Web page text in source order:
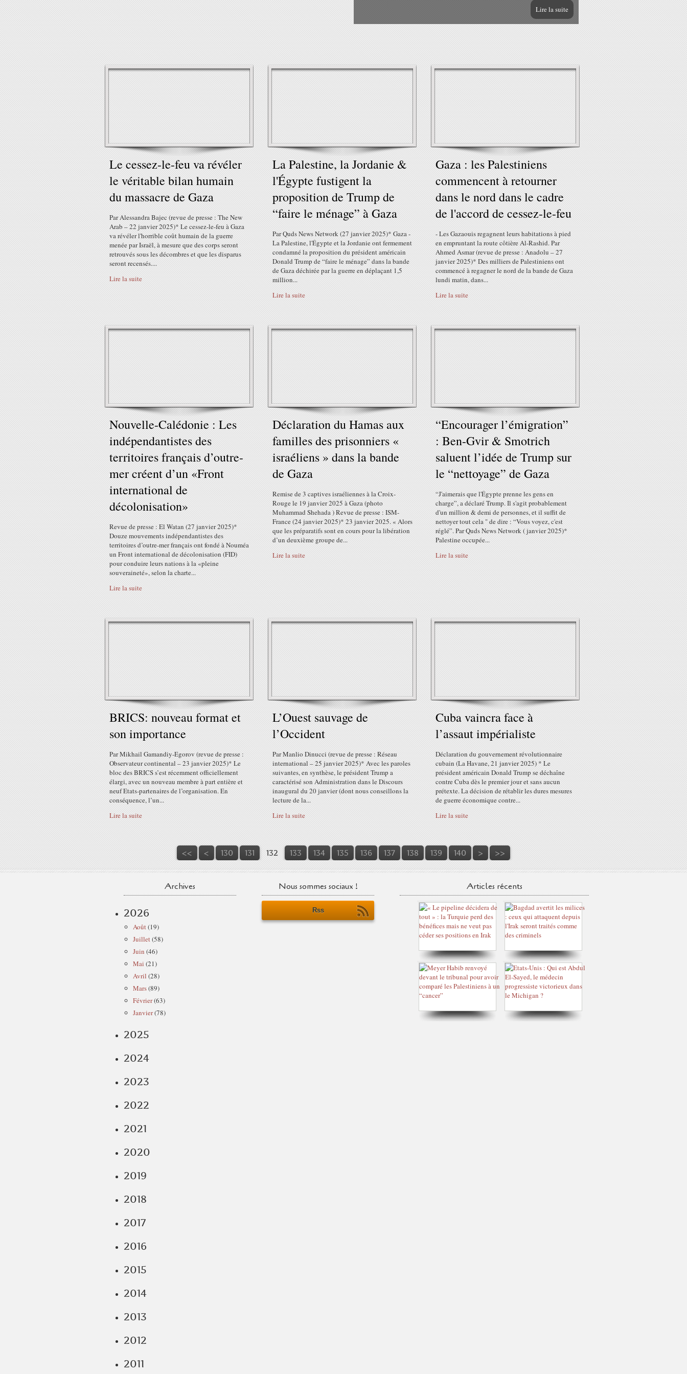
Lire la suite
Le cessez-le-feu va révéler
le véritable bilan humain
du massacre de Gaza
Par Alessandra Bajec (revue de presse : The New
Arab – 22 janvier 2025)* Le cessez-le-feu à Gaza
va révéler l'horrible coût humain de la guerre
menée par Israël, à mesure que des corps seront
retrouvés sous les décombres et que les disparus
seront recensés....
Lire la suite
La Palestine, la Jordanie &
l'Égypte fustigent la
proposition de Trump de
“faire le ménage” à Gaza
Par Quds News Network (27 janvier 2025)* Gaza -
La Palestine, l'Égypte et la Jordanie ont fermement
condamné la proposition du président américain
Donald Trump de “faire le ménage” dans la bande
de Gaza déchirée par la guerre en déplaçant 1,5
million...
Lire la suite
Gaza : les Palestiniens
commencent à retourner
dans le nord dans le cadre
de l'accord de cessez-le-feu
- Les Gazaouis regagnent leurs habitations à pied
en empruntant la route côtière Al-Rashid. Par
Ahmed Asmar (revue de presse : Anadolu – 27
janvier 2025)* Des milliers de Palestiniens ont
commencé à regagner le nord de la bande de Gaza
lundi matin, dans...
Lire la suite
Nouvelle-Calédonie : Les
indépendantistes des
territoires français d’outre-
mer créent d’un «Front
international de
décolonisation»
Revue de presse : El Watan (27 janvier 2025)*
Douze mouvements indépendantistes des
territoires d’outre-mer français ont fondé à Nouméa
un Front international de décolonisation (FID)
pour conduire leurs nations à la «pleine
souveraineté», selon la charte...
Lire la suite
Déclaration du Hamas aux
familles des prisonniers «
israéliens » dans la bande
de Gaza
Remise de 3 captives israéliennes à la Croix-
Rouge le 19 janvier 2025 à Gaza (photo
Muhammad Shehada ) Revue de presse : ISM-
France (24 janvier 2025)* 23 janvier 2025. « Alors
que les préparatifs sont en cours pour la libération
d’un deuxième groupe de...
Lire la suite
“Encourager l’émigration”
: Ben-Gvir & Smotrich
saluent l’idée de Trump sur
le “nettoyage” de Gaza
“J'aimerais que l'Égypte prenne les gens en
charge”, a déclaré Trump. Il s'agit probablement
d'un million & demi de personnes, et il suffit de
nettoyer tout cela " de dire : “Vous voyez, c'est
réglé”. Par Quds News Network ( janvier 2025)*
Palestine occupée...
Lire la suite
BRICS: nouveau format et
son importance
Par Mikhail Gamandiy-Egorov (revue de presse :
Observateur continental – 23 janvier 2025)* Le
bloc des BRICS s’est récemment officiellement
élargi, avec un nouveau membre à part entière et
neuf Etats-partenaires de l’organisation. En
conséquence, l’un...
Lire la suite
L’Ouest sauvage de
l’Occident
Par Manlio Dinucci (revue de presse : Réseau
international – 25 janvier 2025)* Avec les paroles
suivantes, en synthèse, le président Trump a
caractérisé son Administration dans le Discours
inaugural du 20 janvier (dont nous conseillons la
lecture de la...
Lire la suite
Cuba vaincra face à
l’assaut impérialiste
Déclaration du gouvernement révolutionnaire
cubain (La Havane, 21 janvier 2025) * Le
président américain Donald Trump se déchaîne
contre Cuba dès le premier jour et sans aucun
prétexte. La décision de rétablir les dures mesures
de guerre économique contre...
Lire la suite
<< < 100
110
120
130 131 132 133 134 135 136 137 138 139 140 150
160
170
180
190
200
300
400
500
600
> >>
Archives
2026
Août(19)
Juillet(58)
Juin (46)
Mai (21)
Avril (28)
Mars(89)
Février(63)
Janvier(78)
2025
2024
2023
2022
2021
2020
2019
2018
2017
2016
2015
2014
2013
2012
2011
Nous sommes sociaux !
Rss
Articles récents